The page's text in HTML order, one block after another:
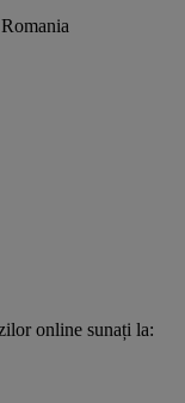
online sunați la: